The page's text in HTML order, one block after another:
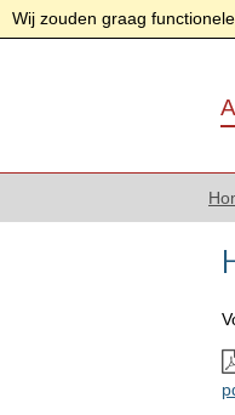
Wij zouden graag